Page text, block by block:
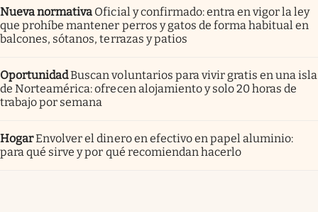
Nueva normativa Oficial y confirmado: entra en vigor la ley
que prohíbe mantener perros y gatos de forma habitual en
balcones, sótanos, terrazas y patios
OportunidadBuscan voluntarios para vivir gratis en una isla
de Norteamérica: ofrecen alojamiento y solo 20 horas de
trabajo por semana
HogarEnvolver el dinero en efectivo en papel aluminio:
para qué sirve y por qué recomiendan hacerlo